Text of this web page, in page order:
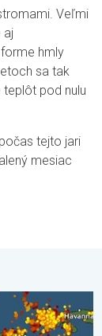
Veľmi
aj
hmly
sa tak
pod nulu
tejto jari
mesiac
zistila. . . sobota